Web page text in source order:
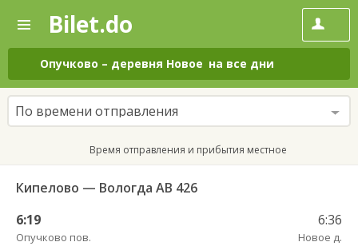
—
Поиск
и
покупка
билетов
на
автобус
онлайн
Bilet.do
Опучково – деревня Новое на все дни
По времени отправления
Время отправления и прибытия местное
Кипелово — Вологда АВ 426
6:19
Опучково пов.
6:36
Новое д.